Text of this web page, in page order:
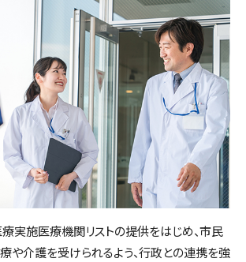
実施医療機関リストの提供をはじめ、市民
や介護を受けられるよう、行政との連携を強